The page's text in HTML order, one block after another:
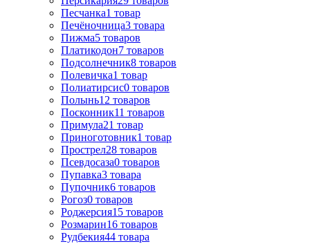
Песчанка1 товар
Печёночница3 товара
Пижма5 товаров
Платикодон7 товаров
Подсолнечник8 товаров
Полевичка1 товар
Полиатирсис0 товаров
Полынь12 товаров
Посконник11 товаров
Примула21 товар
Приноготовник1 товар
Прострел28 товаров
Псевдосаза0 товаров
Пупавка3 товара
Пупочник6 товаров
Рогоз0 товаров
Роджерсия15 товаров
Розмарин16 товаров
Рудбекия44 товара